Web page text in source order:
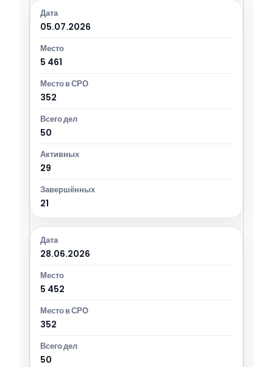
05.07.2026
5 461
352
50
29
21
28.06.2026
5 452
352
50